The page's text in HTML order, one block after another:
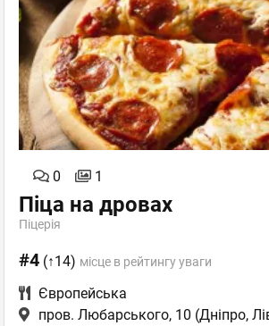
0 1
Піца на дровах
Піцерія
#4 (↑14) місце в рейтингу уваги
Європейська
пров. Любарського, 10 (Дніпро,